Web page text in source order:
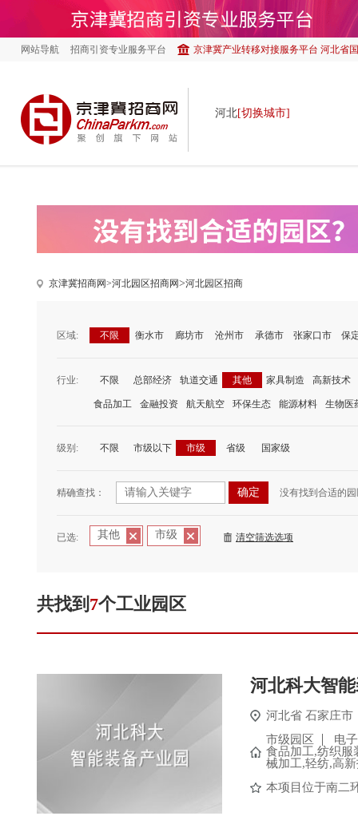
网站导航 招商引资专业服务平台 京津冀产业转移对接服务平台 河北省
河北[切换城市]
京津冀招商网>河北园区招商网>河北园区招商
区域: 不限 衡水市 廊坊市 沧州市 承德市 张家口市 保
行业: 不限 总部经济 轨道交通 其他 家具制造 高新技术
食品加工 金融投资 航天航空 环保生态 能源材料 生物医
级别: 不限 市级以下 市级 省级 国家级
精确查找： 没有找到合适的
已选: 其他 市级 清空筛选选项
共找到 7个工业园区
河北科大智
河北省 石家庄市
市级园区
电
食品加工,纺织服
械加工,轻纺,高
本项目位于南二